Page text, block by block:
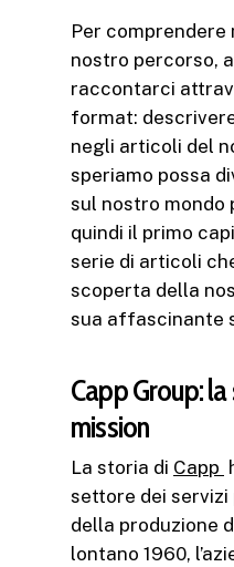
Per comprendere
nostro percorso,
raccontarci
format:
negli articoli del
speriamo possa
sul nostro mondo
quindi il primo
serie di articoli
scoperta della
sua affascinante
Capp Group:
mission
La storia di Capp
settore dei servizi
della produzione
lontano 1960,